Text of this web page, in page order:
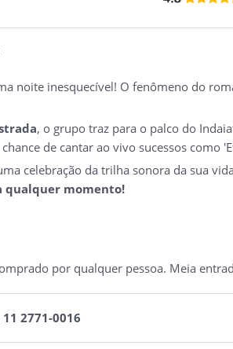
noite inesquecível! O fenômeno do
, o grupo traz para o palco do
de cantar ao vivo sucessos como
celebração da trilha sonora da sua
qualquer momento!
por qualquer pessoa. Meia
11 2771-0016